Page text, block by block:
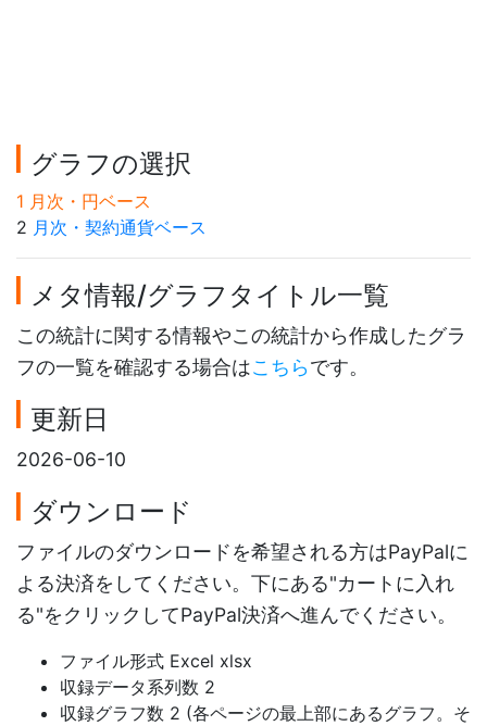
グラフの選択
1 月次・円ベース
2 月次・契約通貨ベース
メタ情報/グラフタイトル一覧
この統計に関する情報やこの統計から作成したグラ
フの一覧を確認する場合はこちらです。
更新日
2026-06-10
ダウンロード
ファイルのダウンロードを希望される方はPayPalに
よる決済をしてください。下にある"カートに入れ
る"をクリックしてPayPal決済へ進んでください。
ファイル形式 Excel xlsx
収録データ系列数 2
収録グラフ数 2 (各ページの最上部にあるグラフ。そ